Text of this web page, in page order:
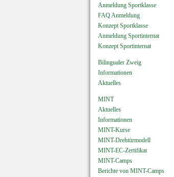
Anmeldung Sportklasse
FAQ Anmeldung
Konzept Sportklasse
Anmeldung Sportinternat
Konzept Sportinternat
Bilingualer Zweig
Informationen
Aktuelles
MINT
Aktuelles
Informationen
MINT-Kurse
MINT-Drehtürmodell
MINT-EC-Zertifikat
MINT-Camps
Berichte von MINT-Camps